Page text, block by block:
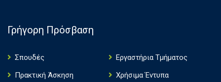
Γρήγορη Πρόσβαση
Σπουδές
Εργαστήρια Τμήματος
Πρακτική Άσκηση
Χρήσιμα Έντυπα